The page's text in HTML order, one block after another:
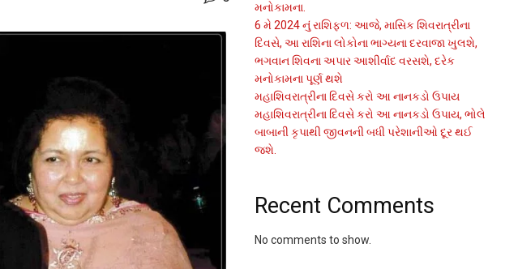
મનોકામના.
6 મે 2024 નું રાશિફળ: આજે, માસિક શિવરાત્રીના
દિવસે, આ રાશિના લોકોના ભાગ્યના દરવાજા ખુલશે,
ભગવાન શિવના અપાર આશીર્વાદ વરસશે, દરેક
મનોકામના પૂર્ણ થશે
મહાશિવરાત્રીના દિવસે કરો આ નાનકડો ઉપાય
મહાશિવરાત્રીના દિવસે કરો આ નાનકડો ઉપાય, ભોલે
બાબાની કૃપાથી જીવનની બધી પરેશાનીઓ દૂર થઈ
જશે.
Recent Comments
No comments to show.